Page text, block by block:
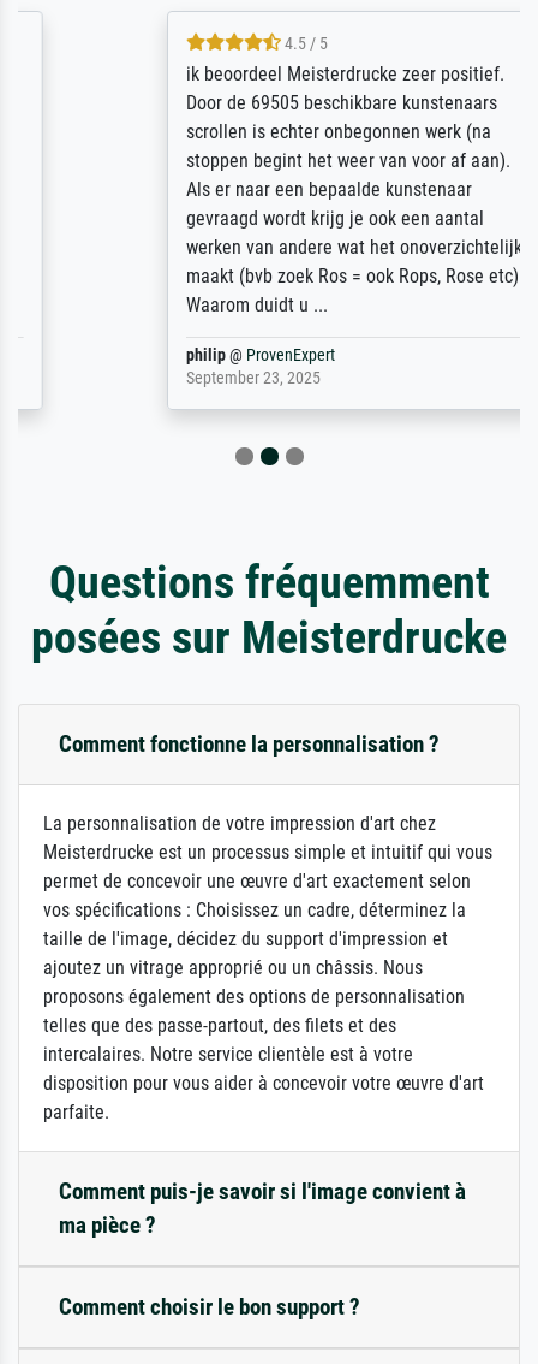
4.5 / 5
ik beoordeel Meisterdrucke zeer positief.
Door de 69505 beschikbare kunstenaars
scrollen is echter onbegonnen werk (na
stoppen begint het weer van voor af aan).
Als er naar een bepaalde kunstenaar
gevraagd wordt krijg je ook een aantal
werken van andere wat het onoverzichtelijk
maakt (bvb zoek Ros = ook Rops, Rose etc).
Waarom duidt u ...
ProvenExpert
September 23, 2025
Questions fréquemment
posées sur Meisterdrucke
Comment fonctionne la personnalisation ?
La personnalisation de votre impression d'art chez
Meisterdrucke est un processus simple et intuitif qui vous
permet de concevoir une œuvre d'art exactement selon
vos spécifications : Choisissez un cadre, déterminez la
taille de l'image, décidez du support d'impression et
ajoutez un vitrage approprié ou un châssis. Nous
proposons également des options de personnalisation
telles que des passe-partout, des filets et des
intercalaires. Notre service clientèle est à votre
disposition pour vous aider à concevoir votre œuvre d'art
parfaite.
Comment puis-je savoir si l'image convient à
ma pièce ?
Comment choisir le bon support ?